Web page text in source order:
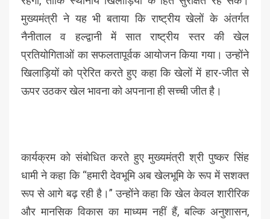
मुख्यमंत्री ने यह भी बताया कि राष्ट्रीय खेलों के अंतर्गत
नैनीताल व हल्द्वानी में सात राष्ट्रीय स्तर की खेल
प्रतियोगिताओं का सफलतापूर्वक आयोजन किया गया। उन्होंने
खिलाड़ियों को प्रेरित करते हुए कहा कि खेलों में हार-जीत से
ऊपर उठकर खेल भावना को अपनाना ही सच्ची जीत है।
कार्यक्रम को संबोधित करते हुए मुख्यमंत्री श्री पुष्कर सिंह
धामी ने कहा कि “हमारी देवभूमि अब खेलभूमि के रूप में सशक्त
रूप से आगे बढ़ रही है।” उन्होंने कहा कि खेल केवल शारीरिक
और मानसिक विकास का माध्यम नहीं हैं, बल्कि अनुशासन,